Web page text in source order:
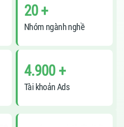
20 +
Nhóm ngành nghề
4.900 +
Tài khoản Ads